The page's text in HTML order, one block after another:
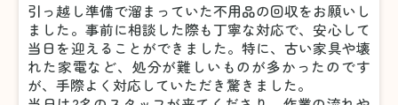
引っ越し準備で溜まっていた不用品の回収をお願いし
ました。事前に相談した際も丁寧な対応で、安心して
当日を迎えることができました。特に、古い家具や壊
れた家電など、処分が難しいものが多かったのです
が、手際よく対応していただき驚きました。